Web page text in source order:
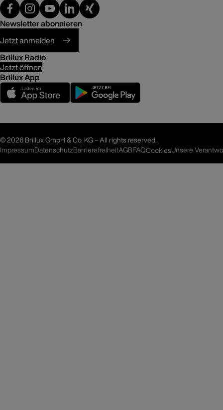
Newsletter abonnieren
Jetzt anmelden
Brillux Radio
Jetzt öffnen
Brillux App
©2026 Brillux GmbH & Co. KG – All rights reserved.
ImpressumDatenschutzBarrierefreiheitAGBFAQCookiesUnsere